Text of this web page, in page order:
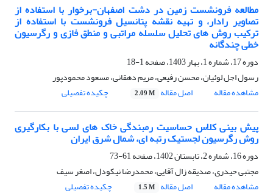
مطالعه فرونشست زمین در دشت اصفهان-برخوار با استفاده از
تصاویر رادار، و تهیه نقشه پتانسیل فرونشست با استفاده از
ترکیب روش های تحلیل سلسله مراتبی و منطق فازی و رگرسیون
خطی چندگانه
دوره 17، شماره 1، بهار 1403، صفحه
1-18
رسول اجل لوئیان، محسن رفیعی، مریم دهقانی، مسعود محمودپور
مشاهده مقاله
اصل مقاله 2.09 M چکیده تفصیلی
پیش بینی کلاس حساسیت رمبندگی خاک های لسی با بکارگیری
روش رگرسیون لجستیک رتبه ای، شمال شرق ایران
دوره 16، شماره 2، تابستان 1402، صفحه
61-73
مجتبی حیدری، صدیقه زال آقایی، محمدرضا نیکودل، اصغر سیف
مشاهده مقاله
اصل مقاله 1.5 M چکیده تفصیلی